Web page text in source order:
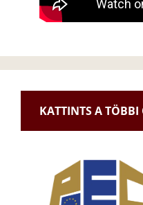
KATTINTS A